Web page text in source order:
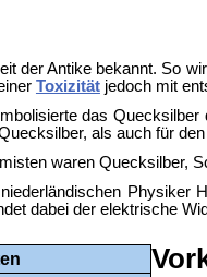
der Antike bekannt. So
Toxizitätjedoch mit
das
als auch für
waren Quecksilber,
Physiker
dabei der elektrische